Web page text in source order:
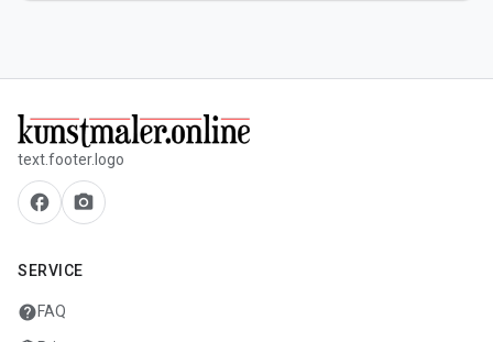
text.footer.logo
facebook camera_alt
SERVICE
helpFAQ